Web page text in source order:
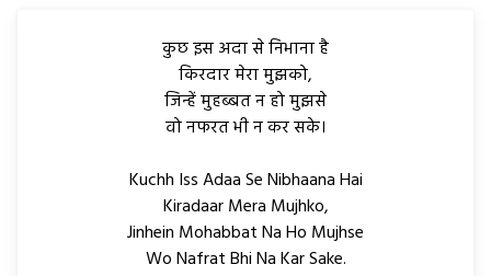
कुछ इस अदा से निभाना है
किरदार मेरा मुझको,
जिन्हें मुहब्बत न हो मुझसे
वो नफरत भी न कर सके।
Kuchh Iss Adaa Se Nibhaana Hai
Kiradaar Mera Mujhko,
Jinhein Mohabbat Na Ho Mujhse
Wo Nafrat Bhi Na Kar Sake.